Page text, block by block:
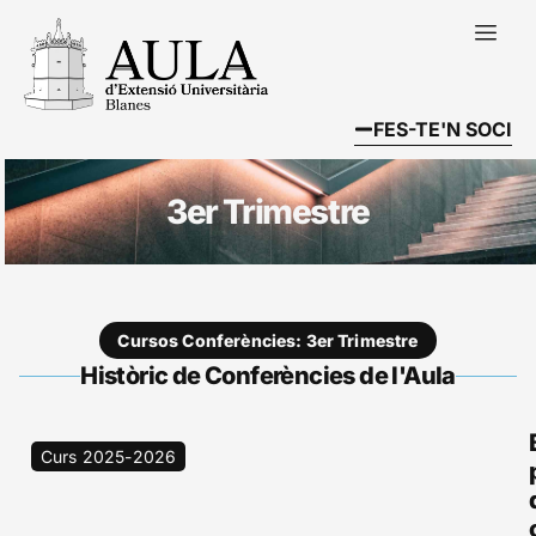
FES-TE'N SOCI
3er Trimestre
Cursos Conferències: 3er Trimestre
Històric de Conferències de l'Aula
Curs 2025-2026